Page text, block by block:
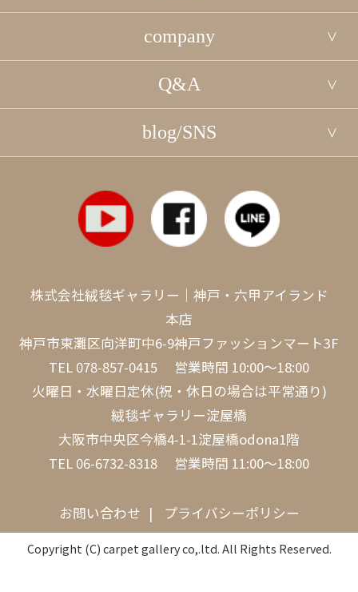
company
Q&A
blog/SNS
株式会社絨毯ギャラリー｜神戸・六甲アイランド
本店
神戸市東灘区向洋町中6-9神戸ファッションマート3F
TEL 078-857-0415 営業時間 10:00～18:00
火曜日・水曜日定休(祝・休日の場合は平常通り)
絨毯ギャラリー淀屋橋
大阪市中央区今橋4-1-1淀屋橋odona1階
TEL 06-6732-8318 営業時間 11:00～18:00
お問い合わせ プライバシーポリシー
Copyright (C) carpet gallery co,.ltd. All Rights Reserved.